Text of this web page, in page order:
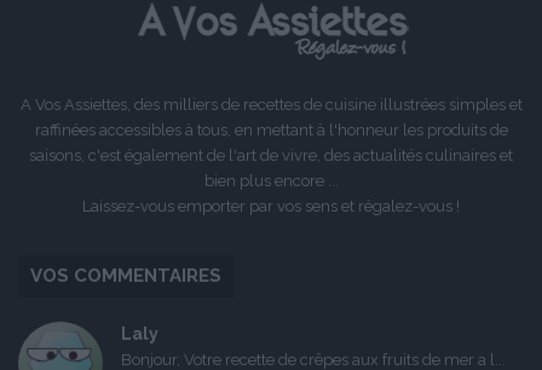
A Vos Assiettes, des milliers de recettes de cuisine illustrées simples et
raffinées accessibles à tous, en mettant à l'honneur les produits de
saisons, c'est également de l'art de vivre, des actualités culinaires et
bien plus encore ...
Laissez-vous emporter par vos sens et régalez-vous !
VOS COMMENTAIRES
Laly
Bonjour, Votre recette de crêpes aux fruits de mer a l...